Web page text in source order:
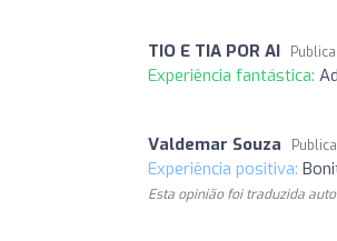
TIO E TIA POR AI
Experiência fantástica:
Valdemar Souza
Experiência positiva:
Esta opinião foi traduzida